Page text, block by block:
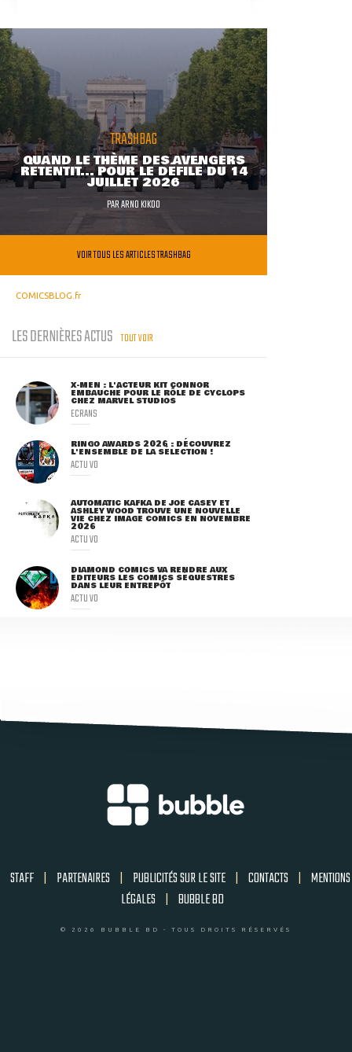
TRASHBAG
QUAND LE THÈME DES AVENGERS
RETENTIT... POUR LE DÉFILÉ DU 14
JUILLET 2026
PARARNO KIKOO
VOIR TOUS LES ARTICLES TRASHBAG
COMICSBLOG.fr
LES DERNIÈRES ACTUS TOUT VOIR
X-MEN : L'ACTEUR KIT CONNOR
EMBAUCHÉ POUR LE RÔLE DE CYCLOPS
CHEZ MARVEL STUDIOS
ECRANS
RINGO AWARDS 2026 : DÉCOUVREZ
L'ENSEMBLE DE LA SÉLECTION !
ACTU VO
AUTOMATIC KAFKA DE JOE CASEY ET
ASHLEY WOOD TROUVE UNE NOUVELLE
VIE CHEZ IMAGE COMICS EN NOVEMBRE
2026
ACTU VO
DIAMOND COMICS VA RENDRE AUX
ÉDITEURS LES COMICS SÉQUESTRÉS
DANS LEUR ENTREPÔT
ACTU VO
STAFF | PARTENAIRES | PUBLICITÉS SUR LE SITE | CONTACTS | MENTIONS
LÉGALES | BUBBLE BD
© 2026 BUBBLE BD - TOUS DROITS RÉSERVÉS